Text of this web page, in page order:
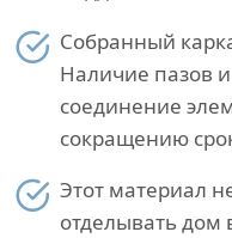
Собранный
Наличие пазов
соединение
сокращению
Этот материал
отделывать